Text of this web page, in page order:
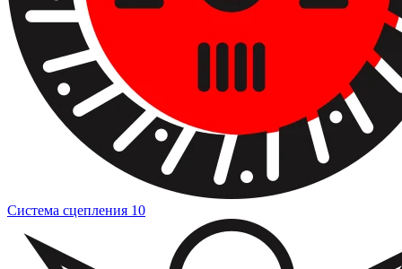
Система сцепления 10